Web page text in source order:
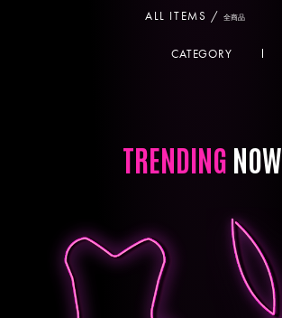
ALL ITEMS /全商品
CATEGORY
TRENDING NOW